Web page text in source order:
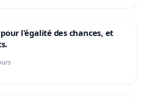
l'égalité des chances, et